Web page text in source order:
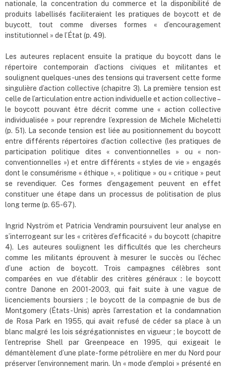
nationale, la concentration du commerce et la disponibilité de
produits labellisés faciliteraient les pratiques de boycott et de
buycott, tout comme diverses formes « d’encouragement
institutionnel » de l’État (p. 49).
Les auteures replacent ensuite la pratique du boycott dans le
répertoire contemporain d’actions civiques et militantes et
soulignent quelques-unes des tensions qui traversent cette forme
singulière d’action collective (chapitre 3). La première tension est
celle de l’articulation entre action individuelle et action collective –
le boycott pouvant être décrit comme une « action collective
individualisée » pour reprendre l’expression de Michele Micheletti
(p. 51). La seconde tension est liée au positionnement du boycott
entre différents répertoires d’action collective (les pratiques de
participation politique dites « conventionnelles » ou « non-
conventionnelles ») et entre différents « styles de vie » engagés
dont le consumérisme « éthique », « politique » ou « critique » peut
se revendiquer. Ces formes d’engagement peuvent en effet
constituer une étape dans un processus de politisation de plus
long terme (p. 65-67).
Ingrid Nyström et Patricia Vendramin poursuivent leur analyse en
s’interrogeant sur les « critères d’efficacité » du boycott (chapitre
4). Les auteures soulignent les difficultés que les chercheurs
comme les militants éprouvent à mesurer le succès ou l’échec
d’une action de boycott. Trois campagnes célèbres sont
comparées en vue d’établir des critères généraux : le boycott
contre Danone en 2001-2003, qui fait suite à une vague de
licenciements boursiers ; le boycott de la compagnie de bus de
Montgomery (États-Unis) après l’arrestation et la condamnation
de Rosa Park en 1955, qui avait refusé de céder sa place à un
blanc malgré les lois ségrégationnistes en vigueur ; le boycott de
l’entreprise Shell par Greenpeace en 1995, qui exigeait le
démantèlement d’une plate-forme pétrolière en mer du Nord pour
préserver l’environnement marin. Un « mode d’emploi » présenté en